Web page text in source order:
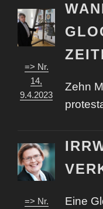
=> Nr.
14,
9.4.2023
Zehn
=> Nr.
Eine